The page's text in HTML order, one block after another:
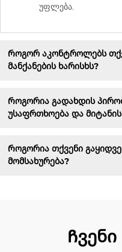
უფლება.
Როგორ აკონტროლებს
მანქანების ხარისხს?
Როგორია გადახდის
უსაფრთხოება და
Როგორია თქვენი
მომსახურება?